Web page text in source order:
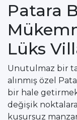
Patara
Lüks
Unutulmaz bir
alınmış özel
bir hale
değişik
kusursuz